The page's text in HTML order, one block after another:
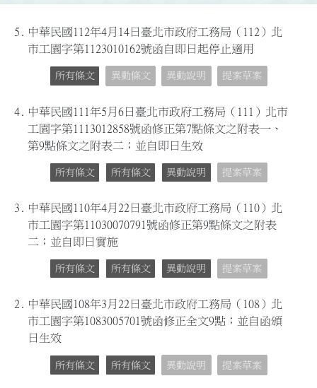
5. 中華民國112年4月14日臺北市政府工務局（112）北
市工園字第1123010162號函自即日起停止適用
所有條文 異動條文 異動說明 提案草案
4.
中華民國111年5月6日臺北市政府工務局（111）北市
工園字第1113012858號函修正第7點條文之附表一、
第9點條文之附表二；並自即日生效
所有條文 所有條文 異動說明 提案草案
3.
中華民國110年4月22日臺北市政府工務局（110）北
市工園字第11030070791號函修正第9點條文之附表
二；並自即日實施
所有條文 所有條文 異動說明 提案草案
2. 中華民國108年3月22日臺北市政府工務局（108）北
市工園字第1083005701號函修正全文9點；並自函頒
日生效
所有條文 所有條文 異動說明 提案草案